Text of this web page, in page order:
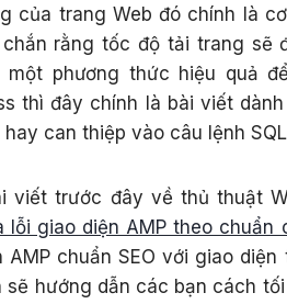
của trang Web đó chính là
rằng tốc độ tải trang sẽ
một phương thức hiệu quả
thì đây chính là bài viết
hay can thiệp vào câu lệnh
viết trước đây về thủ thuật
lỗi giao diện AMP theo chuẩn
AMP chuẩn SEO với giao
sẽ hướng dẫn các bạn cách